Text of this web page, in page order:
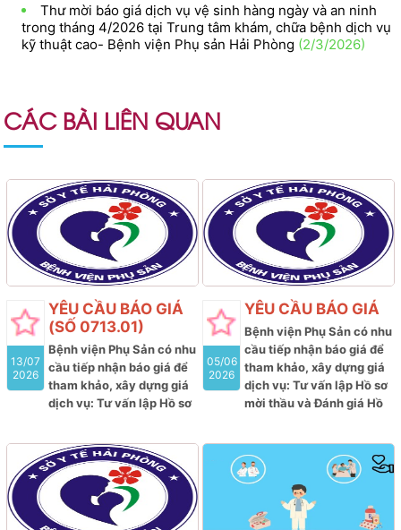
Thư mời báo giá dịch vụ vệ sinh hàng ngày và an ninh
trong tháng 4/2026 tại Trung tâm khám, chữa bệnh dịch vụ
kỹ thuật cao- Bệnh viện Phụ sản Hải Phòng (2/3/2026)
CÁC BÀI LIÊN QUAN
13/07
2026
YÊU CẦU BÁO GIÁ
(SỐ 0713.01)
Bệnh viện Phụ Sản có nhu
cầu tiếp nhận báo giá để
tham khảo, xây dựng giá
dịch vụ: Tư vấn lập Hồ sơ
định kết quả lựa chọn nhà
thầu tham gia gói thầu:
Mua sắm Vắc xin thuộc kế
hoạch lựa chọn nhà thầu
05/06
2026
YÊU CẦU BÁO GIÁ
Bệnh viện Phụ Sản có nhu
cầu tiếp nhận báo giá để
tham khảo, xây dựng giá
dịch vụ: Tư vấn lập Hồ sơ
mời thầu và Đánh giá Hồ
tham gia gói thầu: Mua
sắm hóa chất, vật tư xét
nghiệm HPV của Bệnh
viện Phụ sản Hải Phòng